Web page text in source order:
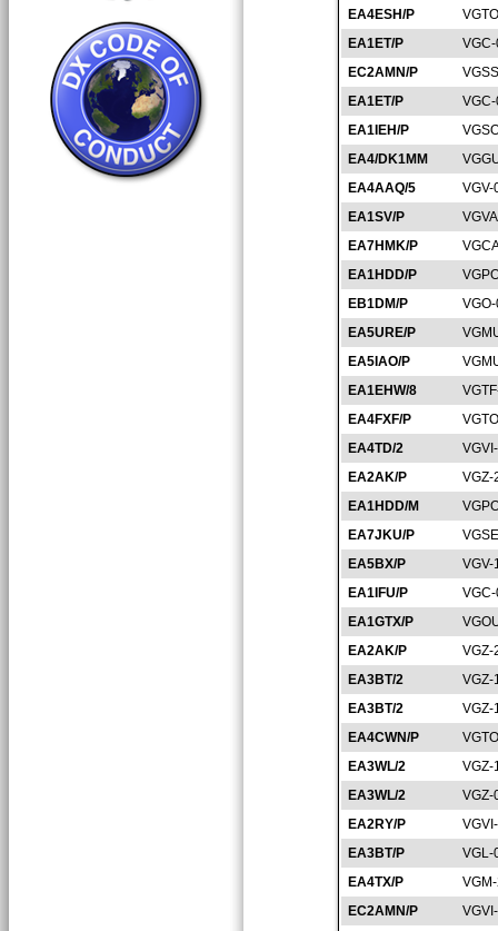
EA4ESH/P
EA1ET/P
EC2AMN/P
EA1ET/P
EA1IEH/P
EA4/DK1MM
EA4AAQ/5
VGV-
EA1SV/P
EA7HMK/P
EA1HDD/P
EB1DM/P
EA5URE/P
EA5IAO/P
EA1EHW/8
EA4FXF/P
EA4TD/2
EA2AK/P
VGZ-
EA1HDD/M
EA7JKU/P
EA5BX/P
VGV-
EA1IFU/P
EA1GTX/P
EA2AK/P
VGZ-
EA3BT/2
VGZ-
EA3BT/2
VGZ-
EA4CWN/P
EA3WL/2
VGZ-
EA3WL/2
VGZ-
EA2RY/P
EA3BT/P
VGL-
EA4TX/P
EC2AMN/P